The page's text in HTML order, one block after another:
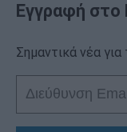
Εγγραφή
Σημαντικά νέα